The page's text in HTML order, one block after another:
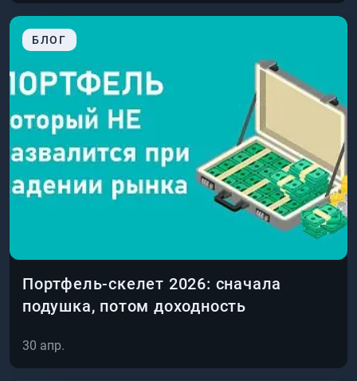
БЛОГ
Портфель-скелет 2026: сначала
подушка, потом доходность
30 апр.